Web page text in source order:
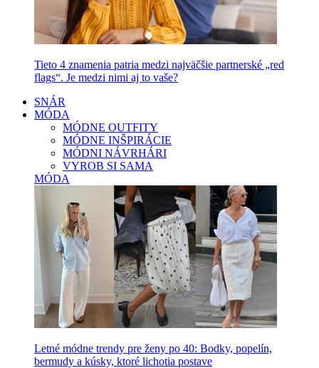
Tieto 4 znamenia patria medzi najväčšie partnerské „red
flags“. Je medzi nimi aj to vaše?
SNÁR
MÓDA
MÓDNE OUTFITY
MÓDNE INŠPIRÁCIE
MÓDNI NÁVRHÁRI
VYROB SI SAMA
MÓDA
Letné módne trendy pre ženy po 40: Bodky, popelín,
bermudy a kúsky, ktoré lichotia postave